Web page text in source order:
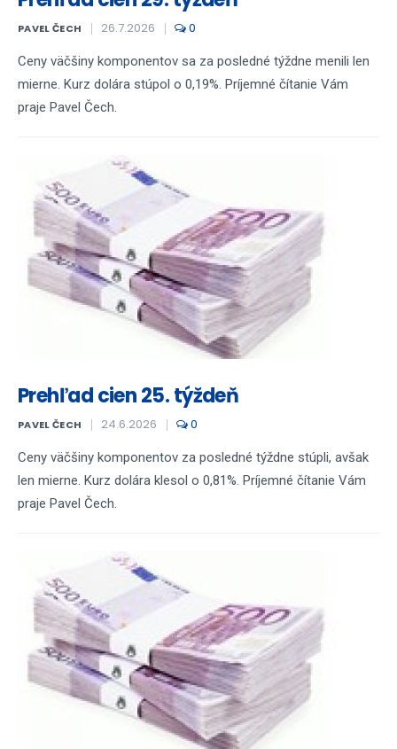
PAVEL ČECH 26.7.2026 0
Ceny väčšiny komponentov sa za posledné týždne menili len
mierne. Kurz dolára stúpol o 0,19%. Príjemné čítanie Vám
praje Pavel Čech.
Prehľad cien 25. týždeň
PAVEL ČECH 24.6.2026 0
Ceny väčšiny komponentov za posledné týždne stúpli, avšak
len mierne. Kurz dolára klesol o 0,81%. Príjemné čítanie Vám
praje Pavel Čech.